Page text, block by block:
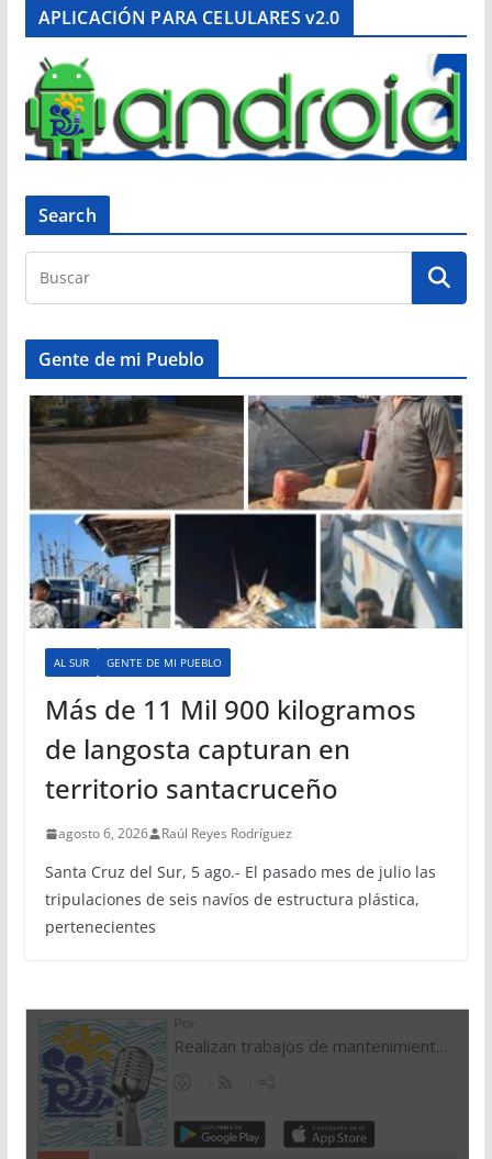
APLICACIÓN PARA CELULARES v2.0
Search
Gente de mi Pueblo
AL SUR GENTE DE MI PUEBLO
Más de 11 Mil 900 kilogramos
de langosta capturan en
territorio santacruceño
agosto 6, 2026 Raúl Reyes Rodríguez
Santa Cruz del Sur, 5 ago.- El pasado mes de julio las
tripulaciones de seis navíos de estructura plástica,
pertenecientes